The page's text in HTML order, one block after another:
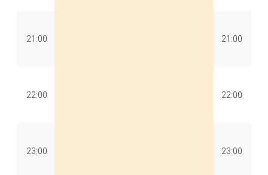
21:00 21:00
22:00 22:00
23:00 23:00